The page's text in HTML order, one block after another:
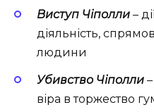
Виступ Чіполли –
діяльність,
людини
Убивство Чіполли
віра в торжество